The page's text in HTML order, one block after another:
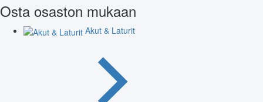
Osta osaston mukaan
Akut & Laturit